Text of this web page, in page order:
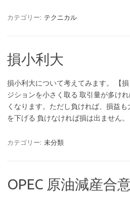
カテゴリー: テクニカル
損小利大
損小利大について考えてみます。 【
ジションを小さく取る 取引量が多け
くなります。ただし負ければ、損益
を下げる 負けなければ損は出ません
カテゴリー: 未分類
OPEC 原油減産合